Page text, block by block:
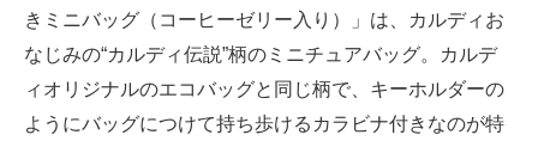
きミニバッグ（コーヒーゼリー入り）」は、カルディお
なじみの“カルディ伝説”柄のミニチュアバッグ。カルデ
ィオリジナルのエコバッグと同じ柄で、キーホルダーの
ようにバッグにつけて持ち歩けるカラビナ付きなのが特